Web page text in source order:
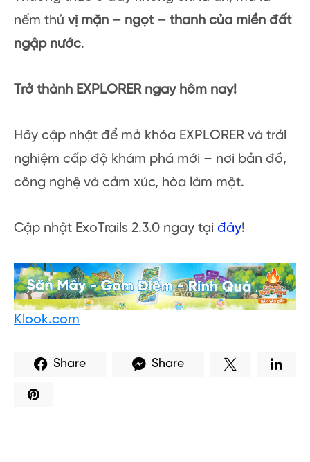
nếm thửvị mặn – ngọt – thanh của miền đất
ngập nước.
Trở thành EXPLORER ngay hôm nay!
Hãy cập nhật để mở khóa EXPLORER và trải
nghiệm cấp độ khám phá mới – nơi bản đồ,
công nghệ và cảm xúc, hòa làm một.
Cập nhật ExoTrails 2.3.0 ngay tại đây!
Klook.com
Share Share